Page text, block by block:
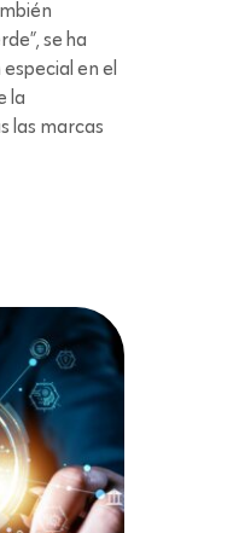
se ha
en el
la
las marcas